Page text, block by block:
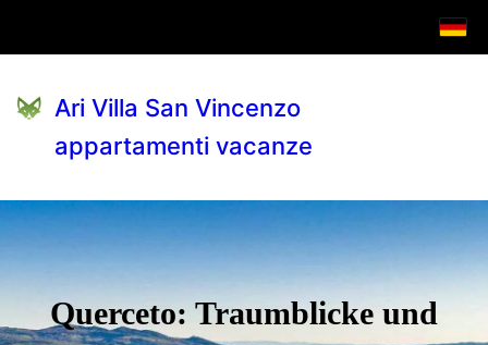
Ari Villa San Vincenzo
appartamenti vacanze
Querceto: Traumblicke und